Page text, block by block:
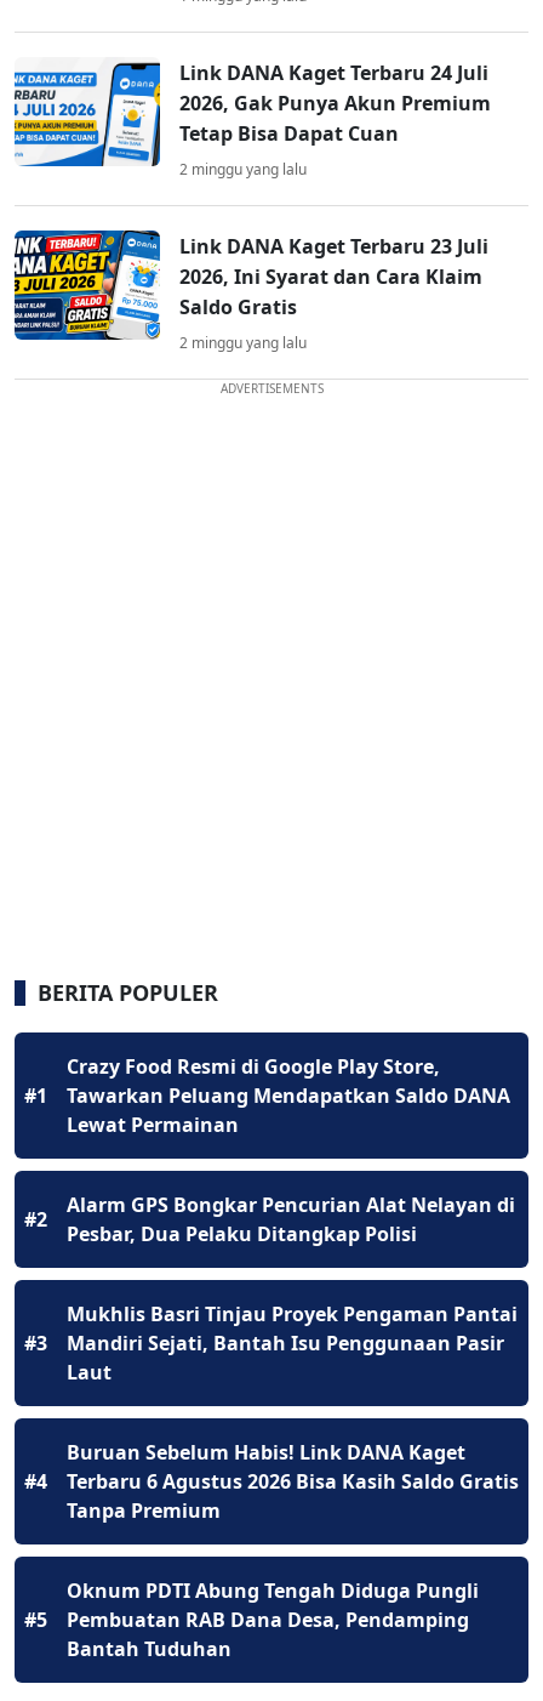
Link DANA Kaget Terbaru 24 Juli
2026, Gak Punya Akun Premium
Tetap Bisa Dapat Cuan
2 minggu yang lalu
Link DANA Kaget Terbaru 23 Juli
2026, Ini Syarat dan Cara Klaim
Saldo Gratis
2 minggu yang lalu
ADVERTISEMENTS
BERITA POPULER
#1
Crazy Food Resmi di Google Play Store,
Tawarkan Peluang Mendapatkan Saldo DANA
Lewat Permainan
#2
Alarm GPS Bongkar Pencurian Alat Nelayan di
Pesbar, Dua Pelaku Ditangkap Polisi
#3
Mukhlis Basri Tinjau Proyek Pengaman Pantai
Mandiri Sejati, Bantah Isu Penggunaan Pasir
Laut
#4
Buruan Sebelum Habis! Link DANA Kaget
Terbaru 6 Agustus 2026 Bisa Kasih Saldo Gratis
Tanpa Premium
#5
Oknum PDTI Abung Tengah Diduga Pungli
Pembuatan RAB Dana Desa, Pendamping
Bantah Tuduhan